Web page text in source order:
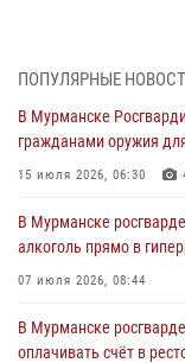
Сотрудники
31 июля 2026, 08:48
Сотрудники
30 июля 2026, 14:09
ПОПУЛЯРНЫЕ
В Мурманске
гражданами оружия
15 июля 2026, 06:30
В Мурманске
алкоголь прямо в
07 июля 2026, 08:44
В Мурманске
оплачивать счёт в